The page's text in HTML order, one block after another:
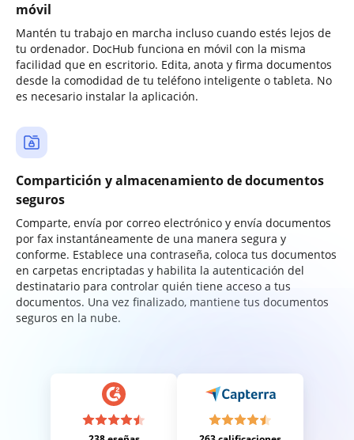
móvil
Mantén tu trabajo en marcha incluso cuando estés lejos de
tu ordenador. DocHub funciona en móvil con la misma
facilidad que en escritorio. Edita, anota y firma documentos
desde la comodidad de tu teléfono inteligente o tableta. No
es necesario instalar la aplicación.
Compartición y almacenamiento de documentos
seguros
Comparte, envía por correo electrónico y envía documentos
por fax instantáneamente de una manera segura y
conforme. Establece una contraseña, coloca tus documentos
en carpetas encriptadas y habilita la autenticación del
destinatario para controlar quién tiene acceso a tus
documentos. Una vez finalizado, mantiene tus documentos
seguros en la nube.